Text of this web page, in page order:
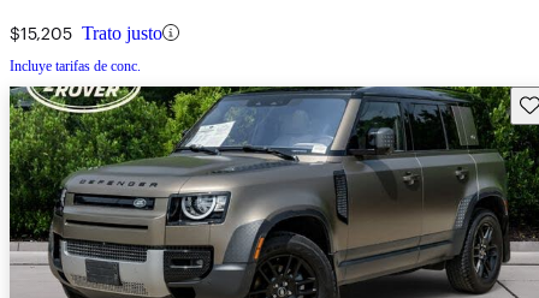
$15,205 Trato justo
Incluye tarifas de conc.